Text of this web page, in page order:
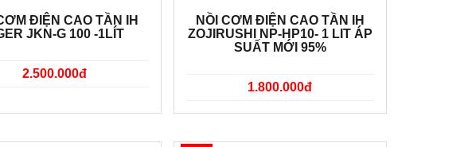
ĐIỆN CAO TẦN IH
JKN-G 100 -1LÍT
2.500.000đ
NỒI CƠM ĐIỆN CAO TẦN IH
ZOJIRUSHI NP-HP10- 1 LIT ÁP
SUẤT MỚI 95%
1.800.000đ